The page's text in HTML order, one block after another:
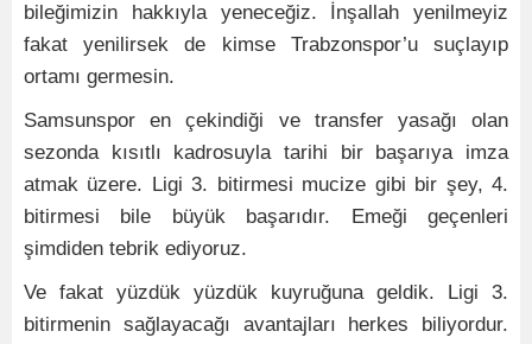
bileğimizin hakkıyla yeneceğiz. İnşallah yenilmeyiz
fakat yenilirsek de kimse Trabzonspor’u suçlayıp
ortamı germesin.
Samsunspor en çekindiği ve transfer yasağı olan
sezonda kısıtlı kadrosuyla tarihi bir başarıya imza
atmak üzere. Ligi 3. bitirmesi mucize gibi bir şey, 4.
bitirmesi bile büyük başarıdır. Emeği geçenleri
şimdiden tebrik ediyoruz.
Ve fakat yüzdük yüzdük kuyruğuna geldik. Ligi 3.
bitirmenin sağlayacağı avantajları herkes biliyordur.